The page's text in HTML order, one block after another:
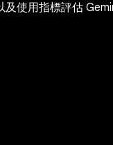
及使用指標評估